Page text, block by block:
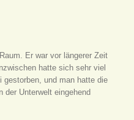
Er war vor längerer Zeit
hatte sich sehr viel
und man hatte die
der Unterwelt eingehend